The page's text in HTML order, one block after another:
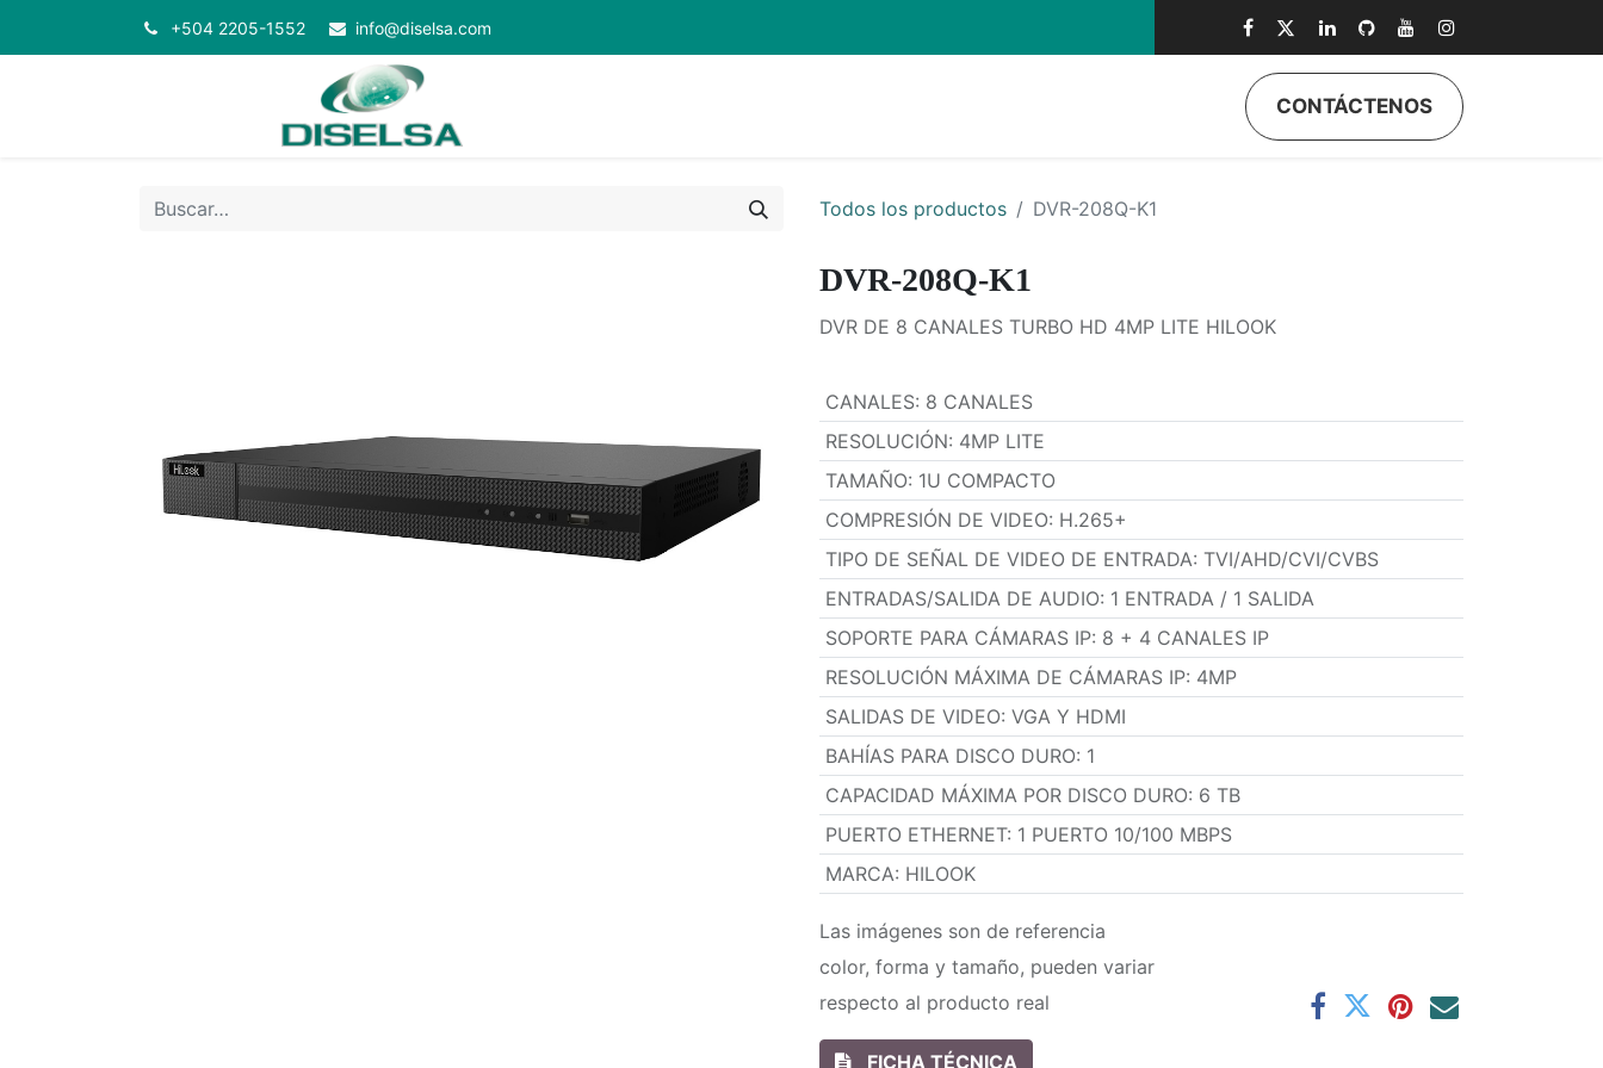
+504 2205-1552 info@diselsa.com
Quiénes Somos Eventos Soporte
CONTÁCTENOS
Todos los productos DVR-208Q-K1
DVR-208Q-K1
DVR DE 8 CANALES TURBO HD 4MP LITE HILOOK
CANALES: 8 CANALES
RESOLUCIÓN: 4MP LITE
TAMAÑO: 1U COMPACTO
COMPRESIÓN DE VIDEO: H.265+
TIPO DE SEÑAL DE VIDEO DE ENTRADA: TVI/AHD/CVI/CVBS
ENTRADAS/SALIDA DE AUDIO: 1 ENTRADA / 1 SALIDA
SOPORTE PARA CÁMARAS IP: 8 + 4 CANALES IP
RESOLUCIÓN MÁXIMA DE CÁMARAS IP: 4MP
SALIDAS DE VIDEO: VGA Y HDMI
BAHÍAS PARA DISCO DURO: 1
CAPACIDAD MÁXIMA POR DISCO DURO: 6 TB
PUERTO ETHERNET: 1 PUERTO 10/100 MBPS
MARCA: HILOOK
Las imágenes son de referencia
color, forma y tamaño, pueden variar
respecto al producto real
FICHA TÉCNICA